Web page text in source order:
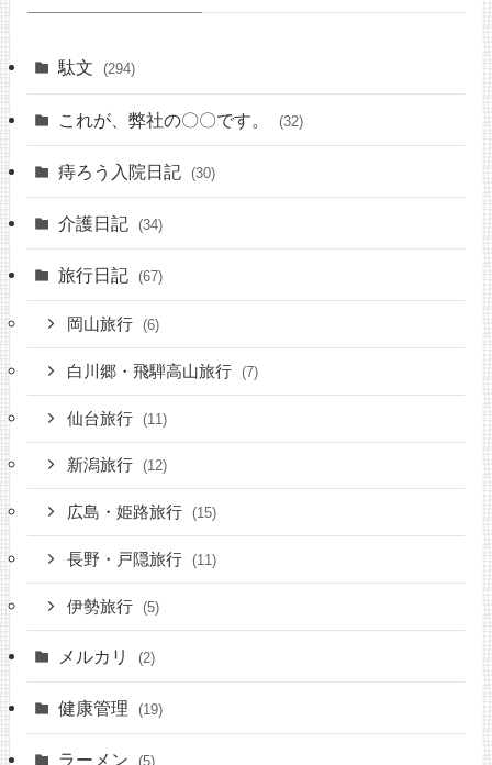
駄文 (294)
これが、弊社の〇〇です。 (32)
痔ろう入院日記 (30)
介護日記 (34)
旅行日記 (67)
岡山旅行 (6)
白川郷・飛騨高山旅行 (7)
仙台旅行 (11)
新潟旅行 (12)
広島・姫路旅行 (15)
長野・戸隠旅行 (11)
伊勢旅行 (5)
メルカリ (2)
健康管理 (19)
ラーメン (5)